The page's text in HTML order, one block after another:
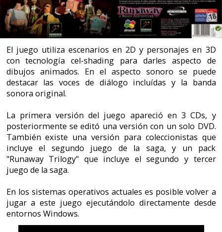
La primera versión del juego apareció en 3 CDs, y
posteriormente se editó una versión con un solo DVD.
También existe una versión para coleccionistas que
incluye el segundo juego de la saga, y un pack
"Runaway Trilogy" que incluye el segundo y tercer
juego de la saga.
En los sistemas operativos actuales es posible volver a
jugar a este juego ejecutándolo directamente desde
entornos Windows.
Presta atención, porque lo que te voy a contar ya es
legendario. Quizás lo viviste o quizás no. Si eres de los